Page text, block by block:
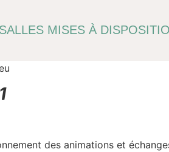
MISES À
des animations et